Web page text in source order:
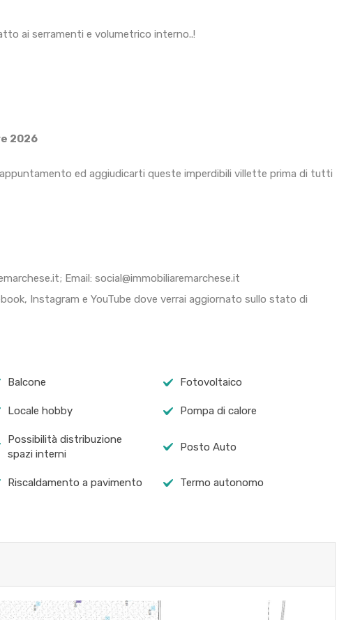
ai serramenti e volumetrico interno..!
2026
ed aggiudicarti queste imperdibili villette prima di tutti
Email: social@immobiliaremarchese.it
Instagram e YouTube dove verrai aggiornato sullo stato di
Balcone Fotovoltaico
Locale hobby Pompa di calore
Possibilità distribuzione
spazi interni
Posto Auto
Riscaldamento a pavimento Termo autonomo